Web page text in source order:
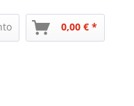
0,00 € *